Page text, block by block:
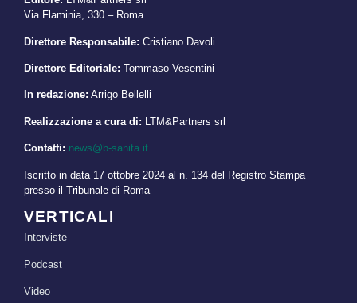
Via Flaminia, 330 – Roma
Direttore Responsabile: Cristiano Davoli
Direttore Editoriale: Tommaso Vesentini
In redazione: Arrigo Bellelli
Realizzazione a cura di: LTM&Partners srl
Contatti: news@b-sanita.it
Iscritto in data 17 ottobre 2024 al n. 134 del Registro Stampa
presso il Tribunale di Roma
VERTICALI
Interviste
Podcast
Video